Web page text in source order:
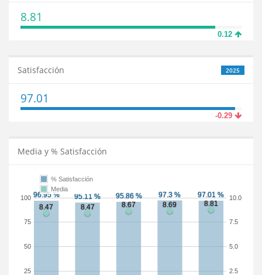
8.81
0.12
2025
Satisfacción
97.01
-0.29
Media y % Satisfacción
25
50
75
100
2.5
5.0
7.5
10.0
% Satisfacción
Media